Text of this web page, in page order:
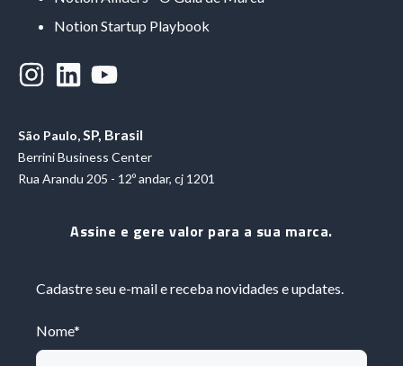
Notion Startup Playbook
São Paulo, SP, Brasil
Berrini Business Center
Rua Arandu 205 - 12º andar, cj 1201
Assine e gere valor para a sua marca.
Cadastre seu e-mail e receba novidades e updates.
Nome*